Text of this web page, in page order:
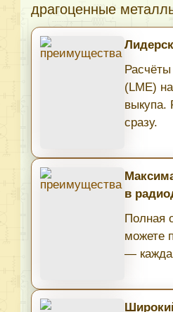
драгоценные
(LME)
выкупа.
сразу.
в
Полная
можете
—